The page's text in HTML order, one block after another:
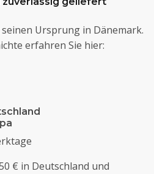
Ursprung in Dänemark.
erfahren Sie hier:
€ in Deutschland und